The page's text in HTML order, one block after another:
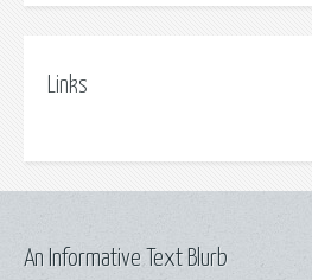
Links
An Informative Text Blurb